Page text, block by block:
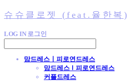
슈슈클로젯 (feat.율한복)
LOG IN 로그인
맘드레스ㅣ피로연드레스
맘드레스 l 피로연드레스
커플드레스